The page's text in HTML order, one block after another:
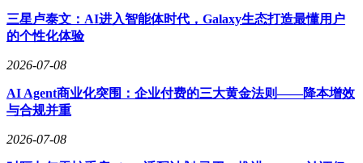
三星卢泰文：AI进入智能体时代，Galaxy生态打造最懂用户
的个性化体验
2026-07-08
AI Agent商业化突围：企业付费的三大黄金法则——降本增效
与合规并重
2026-07-08